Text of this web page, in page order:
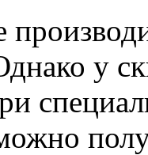
у